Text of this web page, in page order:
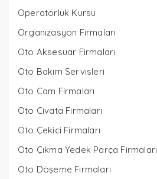
Operatörlük Kursu
Organizasyon Firmaları
Oto Aksesuar Firmaları
Oto Bakım Servisleri
Oto Cam Firmaları
Oto Civata Firmaları
Oto Çekici Firmaları
Oto Çıkma Yedek Parça Firmaları
Oto Döşeme Firmaları